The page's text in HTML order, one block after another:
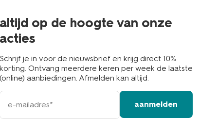
altijd op de hoogte van onze
acties
Schrijf je in voor de nieuwsbrief en krijg direct 10%
korting. Ontvang meerdere keren per week de laatste
(online) aanbiedingen. Afmelden kan altijd.
e-
mailadres
aanmelden